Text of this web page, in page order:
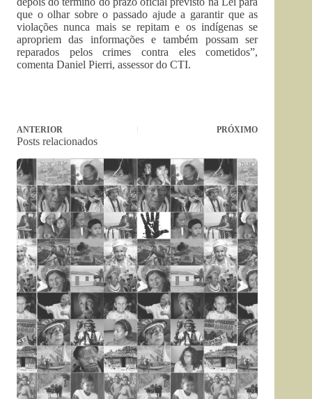
que o olhar sobre o passado ajude a garantir que as
violações nunca mais se repitam e os indígenas se
apropriem das informações e também possam ser
reparados pelos crimes contra eles cometidos”,
comenta Daniel Pierri, assessor do CTI.
ANTERIOR PRÓXIMO
Posts relacionados